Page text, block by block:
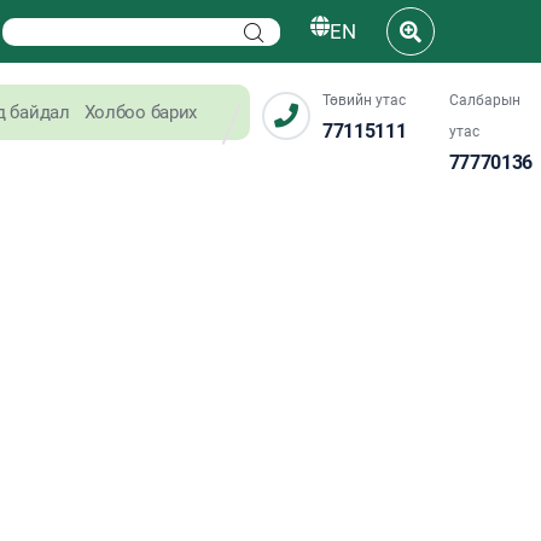
EN
байдал Холбоо барих
Төвийн утас
77115111
Салбарын
утас
77770136